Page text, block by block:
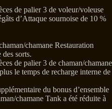
de palier 3 de voleur/voleuse
d’Attaque sournoise de 10 %
chamane Restauration
des sorts.
de palier 3 de chaman/chamane
le temps de recharge interne de
du bonus d’ensemble
chamane Tank a été réduite à